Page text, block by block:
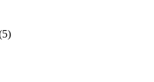
5)